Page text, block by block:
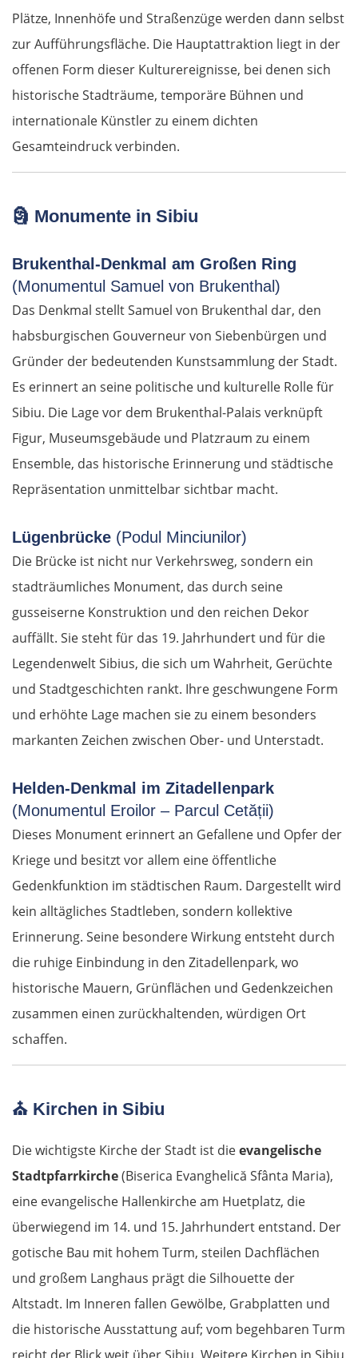
Plätze, Innenhöfe und Straßenzüge werden dann selbst
zur Aufführungsfläche. Die Hauptattraktion liegt in der
offenen Form dieser Kulturereignisse, bei denen sich
historische Stadträume, temporäre Bühnen und
internationale Künstler zu einem dichten
Gesamteindruck verbinden.
🗿 Monumente in Sibiu
Brukenthal-Denkmal am Großen Ring
(Monumentul Samuel von Brukenthal)
Das Denkmal stellt Samuel von Brukenthal dar, den
habsburgischen Gouverneur von Siebenbürgen und
Gründer der bedeutenden Kunstsammlung der Stadt.
Es erinnert an seine politische und kulturelle Rolle für
Sibiu. Die Lage vor dem Brukenthal-Palais verknüpft
Figur, Museumsgebäude und Platzraum zu einem
Ensemble, das historische Erinnerung und städtische
Repräsentation unmittelbar sichtbar macht.
Lügenbrücke (Podul Minciunilor)
Die Brücke ist nicht nur Verkehrsweg, sondern ein
stadträumliches Monument, das durch seine
gusseiserne Konstruktion und den reichen Dekor
auffällt. Sie steht für das 19. Jahrhundert und für die
Legendenwelt Sibius, die sich um Wahrheit, Gerüchte
und Stadtgeschichten rankt. Ihre geschwungene Form
und erhöhte Lage machen sie zu einem besonders
markanten Zeichen zwischen Ober- und Unterstadt.
Helden-Denkmal im Zitadellenpark
(Monumentul Eroilor – Parcul Cetății)
Dieses Monument erinnert an Gefallene und Opfer der
Kriege und besitzt vor allem eine öffentliche
Gedenkfunktion im städtischen Raum. Dargestellt wird
kein alltägliches Stadtleben, sondern kollektive
Erinnerung. Seine besondere Wirkung entsteht durch
die ruhige Einbindung in den Zitadellenpark, wo
historische Mauern, Grünflächen und Gedenkzeichen
zusammen einen zurückhaltenden, würdigen Ort
schaffen.
⛪ Kirchen in Sibiu
Die wichtigste Kirche der Stadt ist dieevangelische
Stadtpfarrkirche(Biserica Evanghelică Sfânta Maria),
eine evangelische Hallenkirche am Huetplatz, die
überwiegend im 14. und 15. Jahrhundert entstand. Der
gotische Bau mit hohem Turm, steilen Dachflächen
und großem Langhaus prägt die Silhouette der
Altstadt. Im Inneren fallen Gewölbe, Grabplatten und
die historische Ausstattung auf; vom begehbaren Turm
reicht der Blick weit über Sibiu. Weitere Kirchen in Sibiu